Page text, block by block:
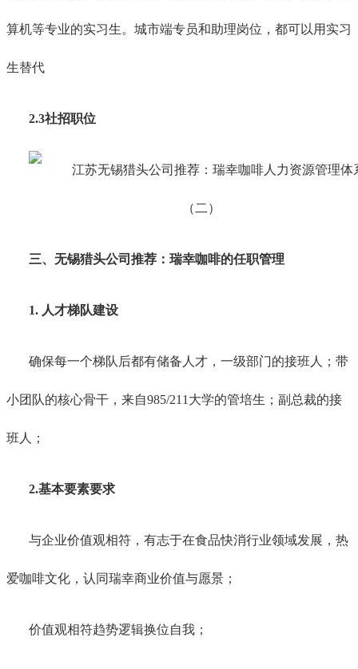
算机等专业的实习生。城市端专员和助理岗位，都可以用实习
生替代
2.3社招职位
三、 无锡猎头公司推荐：瑞幸咖啡的任职管理
1. 人才梯队建设
确保每一个梯队后都有储备人才，一级部门的接班人；带
小团队的核心骨干，来自985/211大学的管培生；副总裁的接
班人；
2.基本要素要求
与企业价值观相符，有志于在食品快消行业领域发展，热
爱咖啡文化，认同瑞幸商业价值与愿景；
价值观相符趋势逻辑换位自我；